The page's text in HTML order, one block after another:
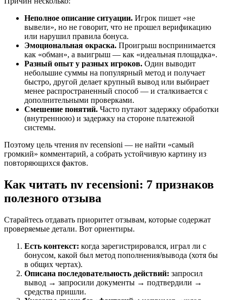
Неполное описание ситуации. Игрок пишет «не
вывели», но не говорит, что не прошел верификацию
или нарушил правила бонуса.
Эмоциональная окраска. Проигрыш воспринимается
как «обман», а выигрыш — как «идеальная площадка».
Разный опыт у разных игроков. Один выводит
небольшие суммы на популярный метод и получает
быстро, другой делает крупный вывод или выбирает
менее распространенный способ — и сталкивается с
дополнительными проверками.
Смешение понятий. Часто путают задержку обработки
(внутреннюю) и задержку на стороне платежной
системы.
Поэтому цель чтения nv recensioni — не найти «самый
громкий» комментарий, а собрать устойчивую картину из
повторяющихся фактов.
Как читать nv recensioni: 7 признаков
полезного отзыва
Старайтесь отдавать приоритет отзывам, которые содержат
проверяемые детали. Вот ориентиры.
Есть контекст: когда зарегистрировался, играл ли с
бонусом, какой был метод пополнения/вывода (хотя бы
в общих чертах).
Описана последовательность действий: запросил
вывод → запросили документы → подтвердили →
средства пришли.